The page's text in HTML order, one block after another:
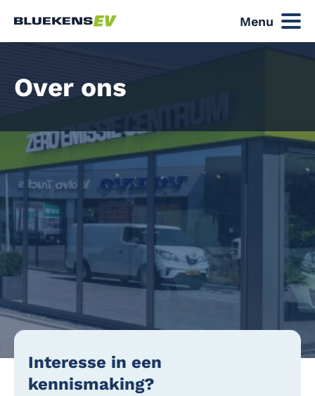
Menu
Over ons
Interesse in een
kennismaking?